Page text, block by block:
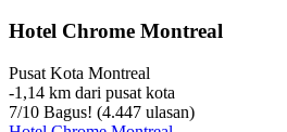
Hotel Chrome Montreal
Pusat Kota Montreal
‐1,14 km dari pusat kota
7/10 Bagus! (4.447 ulasan)